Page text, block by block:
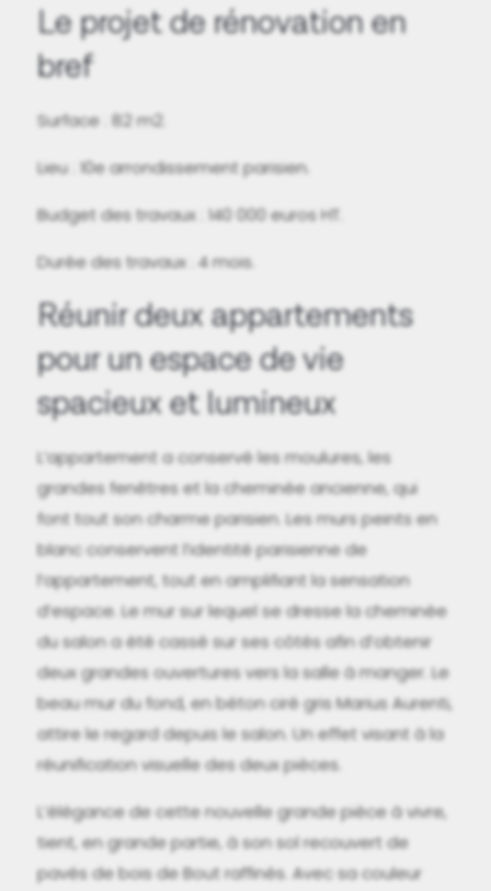
Le projet de rénovation en
bref
Surface : 82 m2.
Lieu : 10e arrondissement parisien.
Budget des travaux : 140 000 euros HT.
Durée des travaux : 4 mois.
Réunir deux appartements
pour un espace de vie
spacieux et lumineux
L’appartement a conservé les moulures, les
grandes fenêtres et la cheminée ancienne, qui
font tout son charme parisien. Les murs peints en
blanc conservent l’identité parisienne de
l’appartement, tout en amplifiant la sensation
d’espace. Le mur sur lequel se dresse la cheminée
du salon a été cassé sur ses côtés afin d’obtenir
deux grandes ouvertures vers la salle à manger. Le
beau mur du fond, en béton ciré gris Marius Aurenti,
attire le regard depuis le salon. Un effet visant à la
réunification visuelle des deux pièces.
L’élégance de cette nouvelle grande pièce à vivre,
tient, en grande partie, à son sol recouvert de
pavés de bois de Bout raffinés. Avec sa couleur